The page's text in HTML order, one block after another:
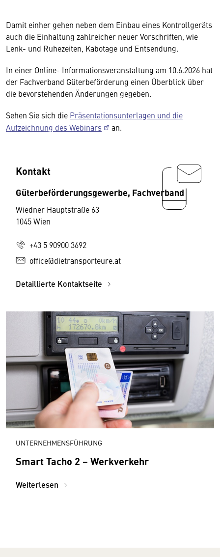
Damit einher gehen neben dem Einbau eines Kontrollgeräts
auch die Einhaltung zahlreicher neuer Vorschriften, wie
Lenk- und Ruhezeiten, Kabotage und Entsendung.
In einer Online- Informationsveranstaltung am 10.6.2026 hat
der Fachverband Güterbeförderung einen Überblick über
die bevorstehenden Änderungen gegeben.
Sehen Sie sich die Präsentationsunterlagen und die
Aufzeichnung des Webinars
an.
Kontakt
Güterbeförderungsgewerbe, Fachverband
Wiedner Hauptstraße 63
1045 Wien
+43 5 90900 3692
office@dietransporteure.at
Detaillierte Kontaktseite
UNTERNEHMENSFÜHRUNG
Smart Tacho 2 − Werkverkehr
Weiterlesen